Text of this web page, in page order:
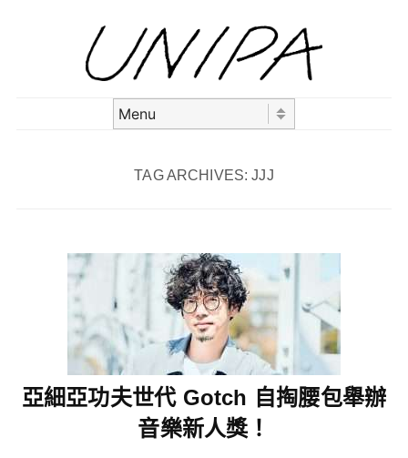
TAG ARCHIVES:JJJ
亞細亞功夫世代 Gotch 自掏腰包舉辦
音樂新人獎！